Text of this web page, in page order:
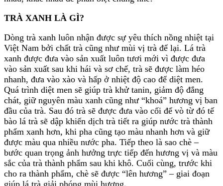
TRÀ XANH LÀ GÌ?
Dòng trà xanh luôn nhận được sự yêu thích nồng nhiệt tại
Việt Nam bởi chất trà cũng như mùi vị trà để lại. Lá trà
xanh được đưa vào sản xuất luôn tươi mới vì được đưa
vào sản xuất sau khi hái và sơ chế, trà sẽ được làm héo
nhanh, đưa vào xào và hấp ở nhiệt độ cao để diệt men.
Quá trình diệt men sẽ giúp trà khử tanin, giảm độ đắng
chát, giữ nguyên màu xanh cũng như “khoá” hương vị ban
đầu của trà. Sau đó trà sẽ được đưa vào cối để vò từ đó tế
bào lá trà sẽ dập khiến dịch trà tiết ra giúp nước trà thành
phẩm xanh hơn, khi pha cũng tạo màu nhanh hơn và giữ
được màu qua nhiều nước pha. Tiếp theo là sao chè –
bước quan trọng ảnh hưởng trực tiếp đến hương vị và màu
sắc của trà thành phẩm sau khi khô. Cuối cùng, trước khi
cho ra thành phẩm, chè sẽ được “lên hương” – giai đoạn
giúp lá trà giải phóng mùi hương.